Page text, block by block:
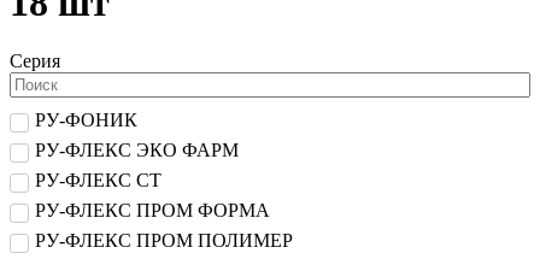
Серия
РУ-ФОНИК
РУ-ФЛЕКС ЭКО ФАРМ
РУ-ФЛЕКС СТ
РУ-ФЛЕКС ПРОМ ФОРМА
РУ-ФЛЕКС ПРОМ ПОЛИМЕР